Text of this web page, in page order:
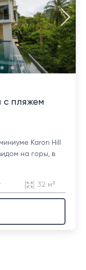
с пляжем
Karon Hill
на горы, в
32 м²